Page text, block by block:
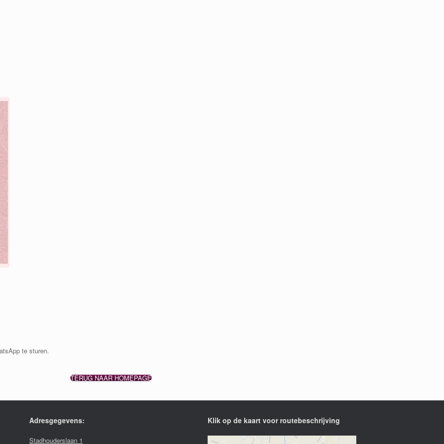
te sturen.
TERUG NAAR HOMEPAGE
Adresgegevens:
Stadhouderslaan 1
Klik op de kaart voor routebeschrijving